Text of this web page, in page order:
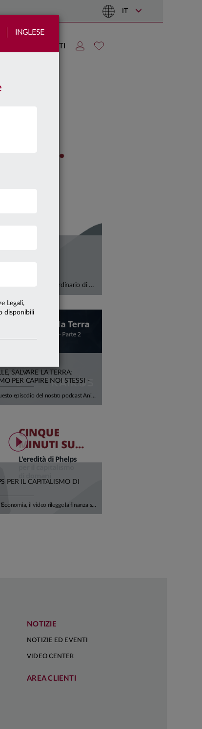
INGLESE
Legali,
disponibili
AREA CLIENTI
Deflussi record negli Stati Uniti, crescita a doppia cifra in Europa. Con Alfonso Del Giudice, Professore Ordinario di Finanza Aziendale presso l'Università Cattolica, analizziamo perché il vero tema, oggi, non è più l'etichetta "verde", ma la capacità di misurare correttamente il rischio climatico all'interno di portafogli e bilanci aziendali, tra costi di transizione, rischi fisici e impatti su rendimenti attesi e sostenibilità del debito.
SALVARE LA TERRA:
PER CAPIRE NOI STESSI -
Nella seconda parte di questo episodio del nostro podcast Anime Innovative, ci concentriamo sulla cosiddetta Space Economy, e su tutte le opportunità (e difficoltà) che possono nascere. Insieme all'astrofisico Luca Perri viaggiamo tra scienza, economia, meraviglia e concretezza.
PER IL CAPITALISMO DI
In ricordo del Nobel per l'Economia, il video rilegge la finanza sostenibile alla luce del suo pensiero: non un vincolo imposto all'economia, ma una condizione del suo sviluppo futuro. Dalla credibilità della transizione ai settori hard-to-abate, fino alla centralità della "S" di ESG, un invito a orientare il capitale verso innovazione, lavoro di qualità e prosperità condivisa. Ci racconta tutto Alfonso Del Giudice, Professore Ordinario di Finanza Aziendale presso l'Università Cattolica.
NOTIZIE
NOTIZIE ED EVENTI
VIDEO CENTER
AREA CLIENTI